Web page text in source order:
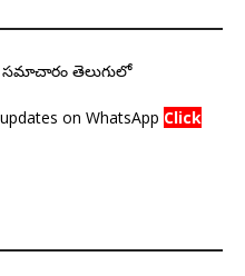
సమాచారం తెలుగులో
on WhatsApp Click